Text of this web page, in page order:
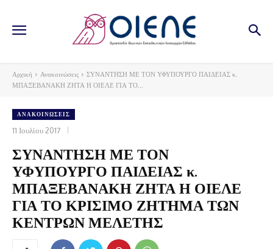
Αρχική Ανακοινώσεις
ΣΥΝΑΝΤΗΣΗ ΜΕ ΤΟΝ ΥΦΥΠΟΥΡΓΟ ΠΑΙΔΕΙΑΣ κ.
ΜΠΑΞΕΒΑΝΑΚΗ ΖΗΤΑ Η ΟΙΕΛΕ ΓΙΑ ΤΟ...
ΑΝΑΚΟΙΝΏΣΕΙΣ
11 Ιουλίου 2017
ΣΥΝΑΝΤΗΣΗ ΜΕ ΤΟΝ
ΥΦΥΠΟΥΡΓΟ ΠΑΙΔΕΙΑΣ κ.
ΜΠΑΞΕΒΑΝΑΚΗ ΖΗΤΑ Η ΟΙΕΛΕ
ΓΙΑ ΤΟ ΚΡΙΣΙΜΟ ΖΗΤΗΜΑ ΤΩΝ
ΚΕΝΤΡΩΝ ΜΕΛΕΤΗΣ